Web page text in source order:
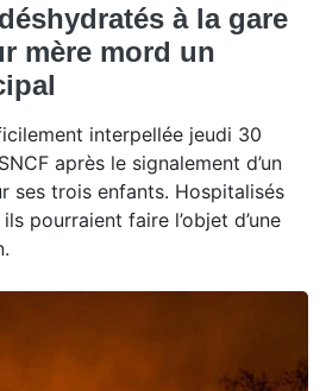
à la gare
mère mord un
interpellée jeudi 30
après le signalement d’un
ses trois enfants. Hospitalisés
pourraient faire l’objet d’une